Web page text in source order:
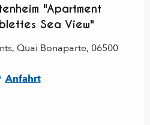
"Apartment
Sea View"
Quai Bonaparte, 06500
Anfahrt